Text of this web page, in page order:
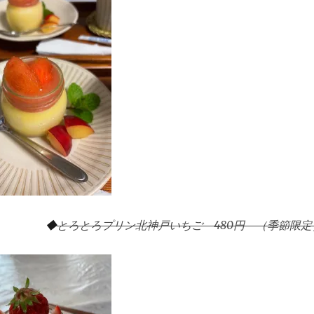
◆とろとろプリン北神戸いちご 480円 （季節限定